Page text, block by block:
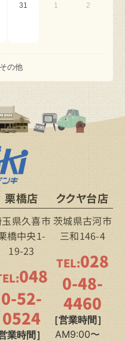
31 1 2
の他
栗橋店
県久喜市
橋中央1-
19-23
048
0-52-
0524
営業時間］
ククヤ台店
茨城県古河市
三和146-4
TEL:028
0-48-
4460
［営業時間］
AM9:00〜